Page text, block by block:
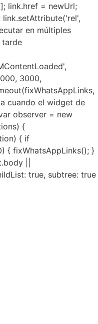
link.href = newUrl;
en múltiples
tarde
3000,
cuando el widget de
observer = new
{
{ if
{ fixWhatsAppLinks(); }
||
true, subtree: true